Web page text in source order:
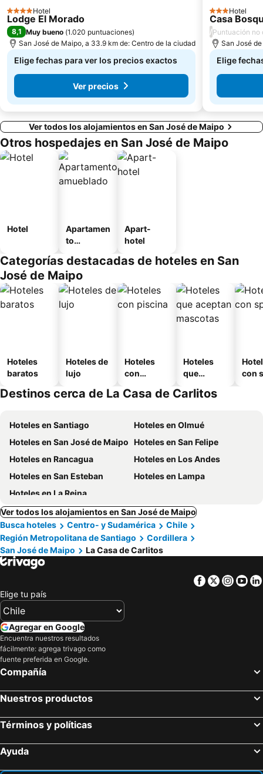
Parque Padre Hurtado
Centro Cultural Estación Mapocho
Museo Nacional de Bellas Artes
4 Estrellas
Hotel
Lodge El Morado
8,1 Muy bueno (1.020 puntuaciones)
San José de Maipo, a 33.9 km de: Centro de la ciudad
Elige fechas para ver los precios exactos
Ver precios
3 Estrellas
Hotel
Casa
/Puntuación no
San José
Elige
Ver todos los alojamientos en San José de Maipo
Otros hospedajes en San José de Maipo
Hotel
Apartamen
to
o
Apart-
hotel
Categorías destacadas de hoteles en San
José de Maipo
Hoteles
baratos
Hoteles de
lujo
Hoteles
con
Hoteles
que
mascotas
con
Destinos cerca de La Casa de Carlitos
Hoteles en Santiago
Hoteles en Olmué
Hoteles en San José de Maipo
Hoteles en San Felipe
Hoteles en Rancagua
Hoteles en Los Andes
Hoteles en San Esteban
Hoteles en Lampa
Hoteles en La Reina
Ver todos los alojamientos en San José de Maipo
Busca hoteles
Centro- y Sudamérica
Chile
Región Metropolitana de Santiago
Cordillera
San José de Maipo
La Casa de Carlitos
Facebook
Twitter
Elige tu país
Agregar en Google
Encuentra nuestros resultados
fácilmente: agrega trivago como
fuente preferida en Google.
Compañía
Nuestros productos
Términos y políticas
Ayuda